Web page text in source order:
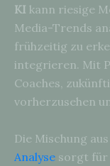
KI kann riesige
Media-Trends
frühzeitig zu
integrieren. Mit
Coaches,
vorherzusehen
Die Mischung
Analyse sorgt für